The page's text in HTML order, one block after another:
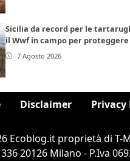
Sicilia da record per le
il Wwf in campo per
7 Agosto 2026
Disclaimer Privacy
Ecoblog.it proprietà di T-
20126 Milano - P.Iva